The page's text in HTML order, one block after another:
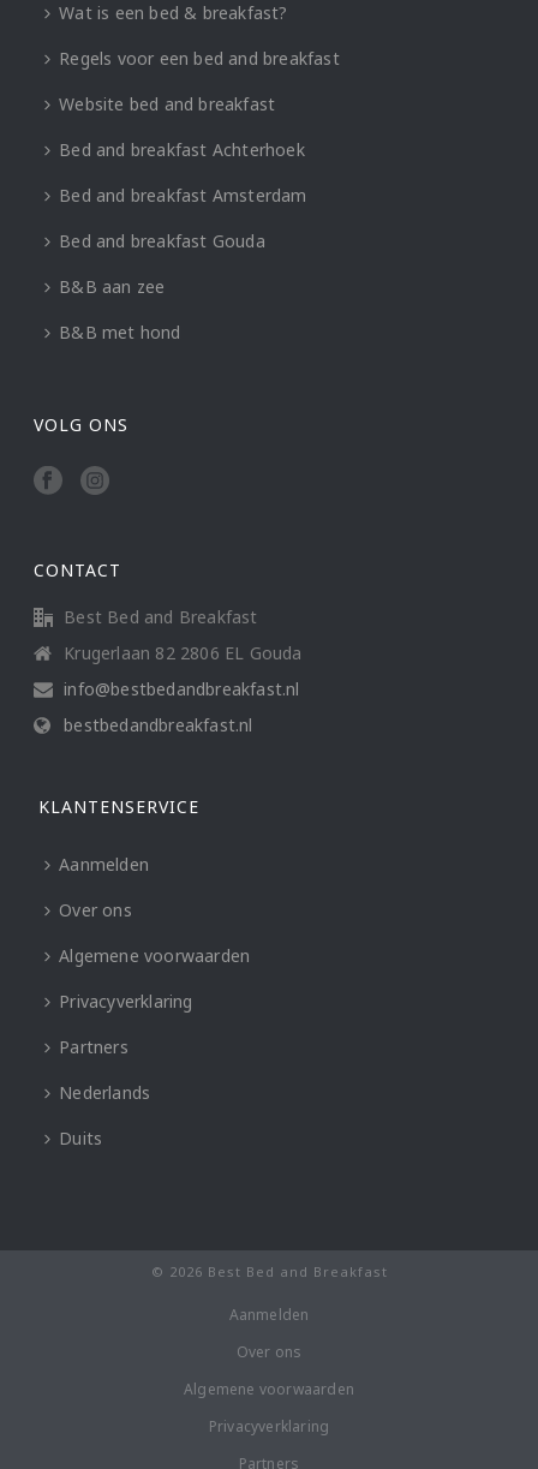
Wat is een bed & breakfast?
Regels voor een bed and breakfast
Website bed and breakfast
Bed and breakfast Achterhoek
Bed and breakfast Amsterdam
Bed and breakfast Gouda
B&B aan zee
B&B met hond
VOLG ONS
CONTACT
Best Bed and Breakfast
Krugerlaan 82 2806 EL Gouda
info@bestbedandbreakfast.nl
bestbedandbreakfast.nl
KLANTENSERVICE
Aanmelden
Over ons
Algemene voorwaarden
Privacyverklaring
Partners
Nederlands
Duits
© 2026 Best Bed and Breakfast
Aanmelden
Over ons
Algemene voorwaarden
Privacyverklaring
Partners